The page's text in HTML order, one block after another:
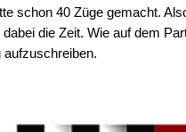
schon 40 Züge gemacht.
die Zeit. Wie auf dem